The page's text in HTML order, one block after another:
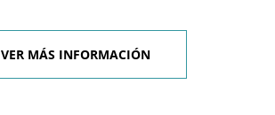
VER MÁS INFORMACIÓN